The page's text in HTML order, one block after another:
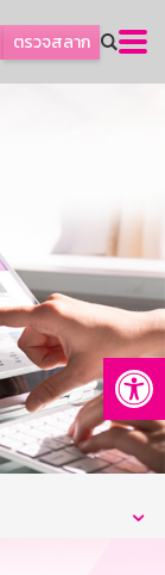
ตรวจสลาก